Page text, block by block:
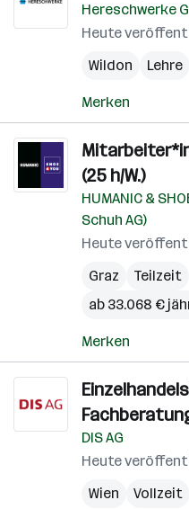
Hereschwerke
Heute
Wildon
Lehre
Merken
(25 h/W.)
HUMANIC &
Schuh AG)
Heute
Graz
Teilzeit
ab 33.068 €
Merken
DIS AG
Heute
Wien
Vollzeit